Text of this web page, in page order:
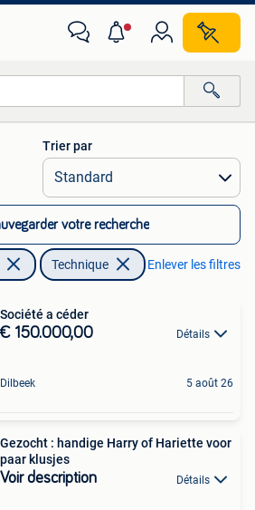
Toutes les distances…
Trier par
votre recherche
Technique Enlever les filtres
Société a céder
€ 150.000,00 Détails
Dilbeek 5 août 26
Gezocht : handige Harry of Hariette voor
paar klusjes
Voir description Détails